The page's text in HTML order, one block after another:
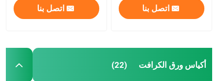
اتصل بنا اتصل بنا
أكياس ورق الكرافت (22)